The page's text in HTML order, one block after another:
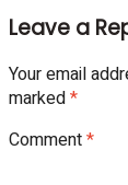
Leave a
Your email
marked*
Comment*